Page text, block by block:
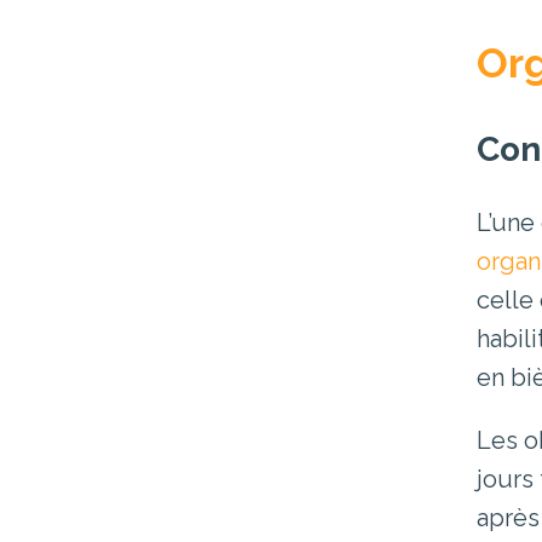
celle
en
Les
jours